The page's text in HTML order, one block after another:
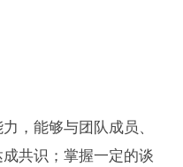
，能够与团队成员、
共识；掌握一定的谈